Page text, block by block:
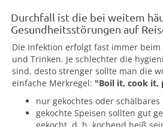
Durchfall ist die bei weitem
Gesundheitsstörungen auf
Die Infektion erfolgt fast immer beim
und Trinken. Je schlechter die
sind, desto strenger sollte man die
einfache Merkregel: "Boil it, cook it,
nur gekochtes oder schälbares
gekochte Speisen sollten gut